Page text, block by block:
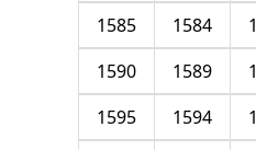
1584
1585
1589
1590
1594
1595